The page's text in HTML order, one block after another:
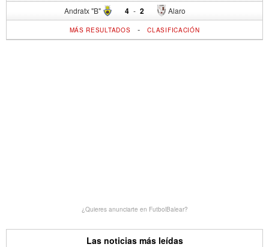
Andratx "B" 4 - Alaro
2
MÁS RESULTADOS -CLASIFICACIÓN
¿Quieres anunciarte en FutbolBalear?
Las noticias más leídas